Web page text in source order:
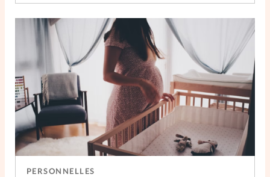
PERSONNELLES